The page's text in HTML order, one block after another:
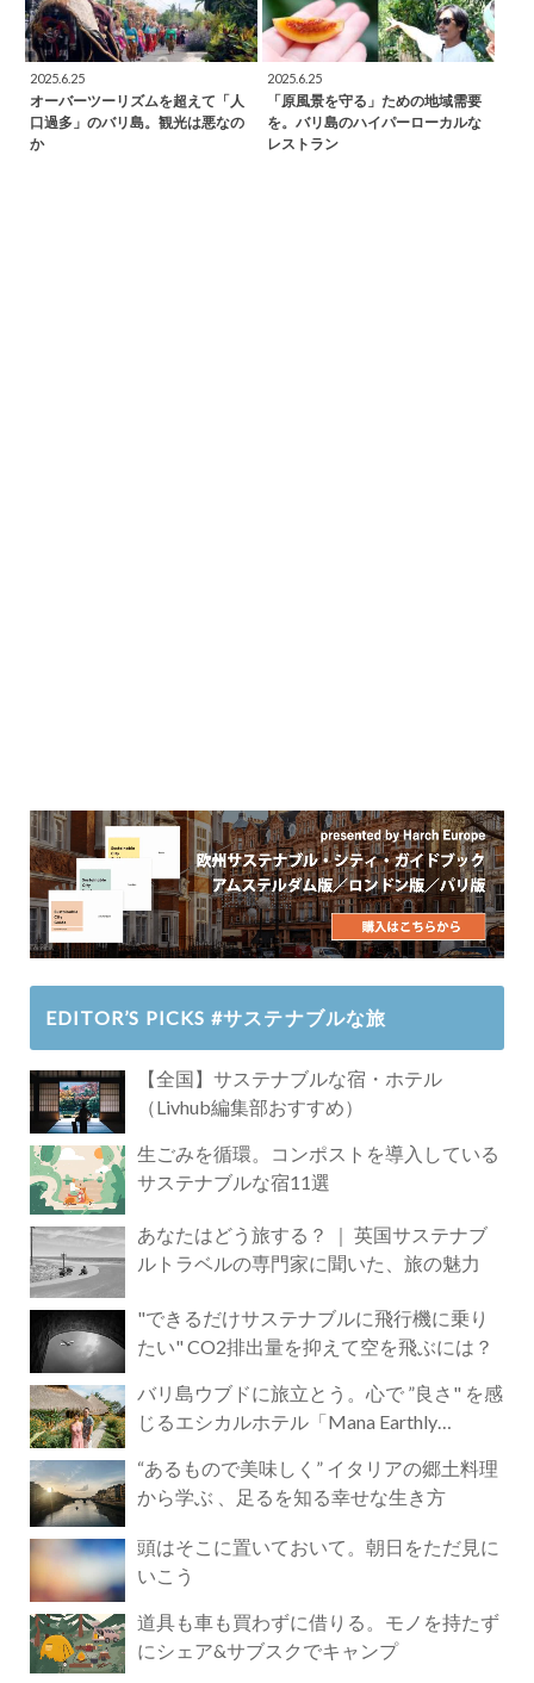
2025.6.25
オーバーツーリズムを超えて「人
口過多」のバリ島。観光は悪なの
か
2025.6.25
「原風景を守る」ための地域需要
を。バリ島のハイパーローカルな
レストラン
EDITOR’S PICKS #サステナブルな旅
【全国】サステナブルな宿・ホテル
（Livhub編集部おすすめ）
生ごみを循環。コンポストを導入している
サステナブルな宿11選
あなたはどう旅する？ ｜ 英国サステナブ
ルトラベルの専門家に聞いた、旅の魅力
"できるだけサステナブルに飛行機に乗り
たい" CO2排出量を抑えて空を飛ぶには？
バリ島ウブドに旅立とう。心で ”良さ" を感
じるエシカルホテル「Mana Earthly
“あるもので美味しく” イタリアの郷土料理
から学ぶ 、足るを知る幸せな生き方
頭はそこに置いておいて。朝日をただ見に
いこう
道具も車も買わずに借りる。モノを持たず
にシェア&サブスクでキャンプ